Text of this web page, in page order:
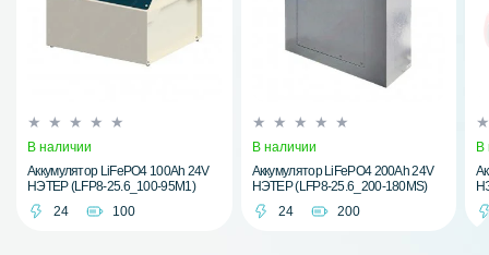
В наличии
Аккумулятор LiFePO4 100Ah 24V
НЭТЕР (LFP8-25.6_100-95M1)
24
100
В наличии
Аккумулятор LiFePO4 200Ah 24V
НЭТЕР (LFP8-25.6_200-180MS)
24
200
В